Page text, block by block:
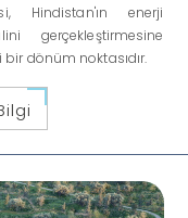
Hindistan'ın enerji
gerçekleştirmesine
dönüm noktasıdır.